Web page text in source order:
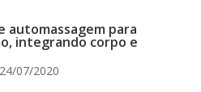
automassagem para
integrando corpo e
24/07/2020